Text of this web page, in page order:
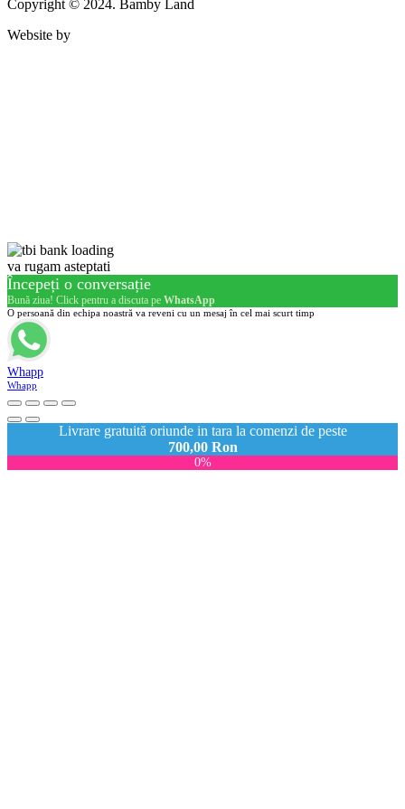
Copyright © 2024. Bamby Land
Website by
va rugam asteptati
Începeți o conversație
Bună ziua! Click pentru a discuta pe WhatsApp
O persoană din echipa noastră va reveni cu un mesaj în cel mai scurt timp
Whapp
Whapp
Livrare gratuită oriunde in tara la comenzi de peste
700,00 Ron
0%